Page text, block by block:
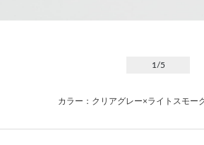
1 /5
カラー：クリアグレー×ライトスモー